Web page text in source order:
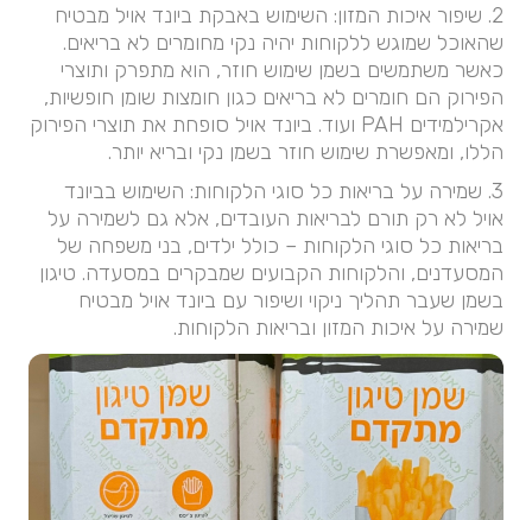
2. שיפור איכות המזון: השימוש באבקת ביונד אויל מבטיח
שהאוכל שמוגש ללקוחות יהיה נקי מחומרים לא בריאים.
כאשר משתמשים בשמן שימוש חוזר, הוא מתפרק ותוצרי
הפירוק הם חומרים לא בריאים כגון חומצות שומן חופשיות,
אקרילמידים PAH ועוד. ביונד אויל סופחת את תוצרי הפירוק
הללו, ומאפשרת שימוש חוזר בשמן נקי ובריא יותר.
3. שמירה על בריאות כל סוגי הלקוחות: השימוש בביונד
אויל לא רק תורם לבריאות העובדים, אלא גם לשמירה על
בריאות כל סוגי הלקוחות – כולל ילדים, בני משפחה של
המסעדנים, והלקוחות הקבועים שמבקרים במסעדה. טיגון
בשמן שעבר תהליך ניקוי ושיפור עם ביונד אויל מבטיח
שמירה על איכות המזון ובריאות הלקוחות.